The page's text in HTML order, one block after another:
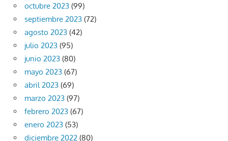
octubre 2023 (99)
septiembre 2023 (72)
agosto 2023 (42)
julio 2023 (95)
junio 2023 (80)
mayo 2023 (67)
abril 2023 (69)
marzo 2023 (97)
febrero 2023 (67)
enero 2023 (53)
diciembre 2022 (80)